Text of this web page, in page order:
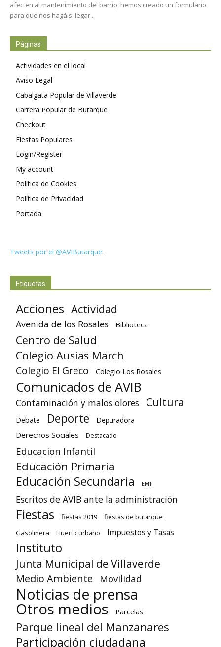
afecten al mantenimiento del barrio, hemos creado un formulario
para que nos hagáis llegar...
Páginas
Actividades en el local
Aviso Legal
Cabalgata Popular de Villaverde
Carrera Popular de Butarque
Checkout
Fiestas Populares
Login/Register
My account
Política de Cookies
Política de Privacidad
Portada
Tweets por el @AVIButarque.
Etiquetas
Acciones Actividad
Avenida de los Rosales Biblioteca
Centro de Salud
Colegio Ausias March
Colegio El Greco Colegio Los Rosales
Comunicados de AVIB
Contaminación y malos olores Cultura
Debate Deporte Depuradora
Derechos Sociales Destacado
Educacion Infantil
Educación Primaria
Educación Secundaria EMT
Escritos de AVIB ante la administración
Fiestas fiestas 2019
fiestas de butarque
Gasolinera
Huerto urbano Impuestos y Tasas
Instituto
Junta Municipal de Villaverde
Medio Ambiente Movilidad
Noticias de prensa
Otros medios Parcelas
Parque lineal del Manzanares
Participación ciudadana